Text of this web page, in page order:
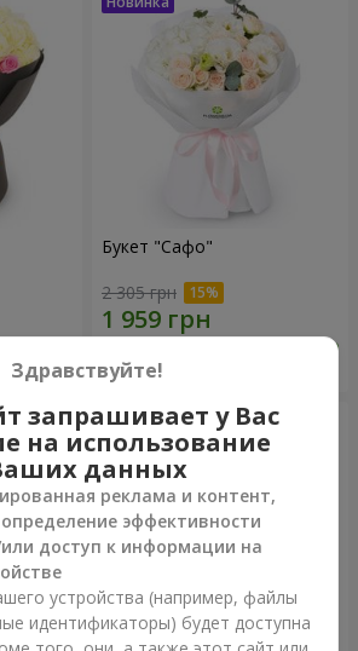
Букет "Сафо"
2 305 грн
Здравствуйте!
запрашивает у Вас
на использование
данных
реклама и контент,
эффективности
доступ к информации на
устройства (например, файлы
идентификаторы) будет доступна